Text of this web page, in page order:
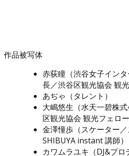
作品被写体
赤荻瞳（渋谷女子イン
長／渋谷区観光協会 観光
あぢゃ（タレント）
大嶋悠生（水天一碧株
区観光協会 観光フェロー
金澤憧歩（スケーター
SHIBUYA instant 講師）
カワムラユキ（DJ&プ